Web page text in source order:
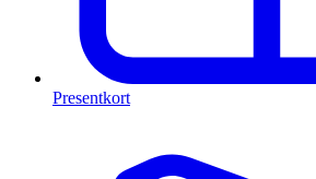
Presentkort